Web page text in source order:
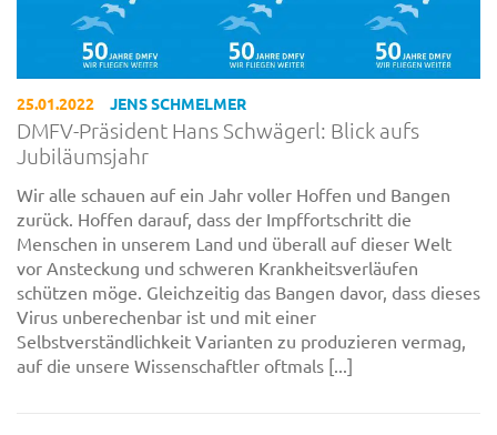
25.01.2022 JENS SCHMELMER
DMFV-Präsident Hans Schwägerl: Blick aufs
Jubiläumsjahr
Wir alle schauen auf ein Jahr voller Hoffen und Bangen
zurück. Hoffen darauf, dass der Impffortschritt die
Menschen in unserem Land und überall auf dieser Welt
vor Ansteckung und schweren Krankheitsverläufen
schützen möge. Gleichzeitig das Bangen davor, dass dieses
Virus unberechenbar ist und mit einer
Selbstverständlichkeit Varianten zu produzieren vermag,
auf die unsere Wissenschaftler oftmals [...]